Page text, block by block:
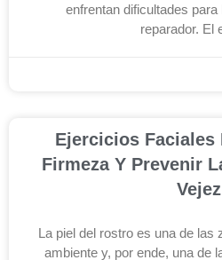
enfrentan dificultades
reparador. El
Ejercicios Faciales
Firmeza Y Prevenir
Vejez
La piel del rostro es una de
ambiente y, por ende, una de